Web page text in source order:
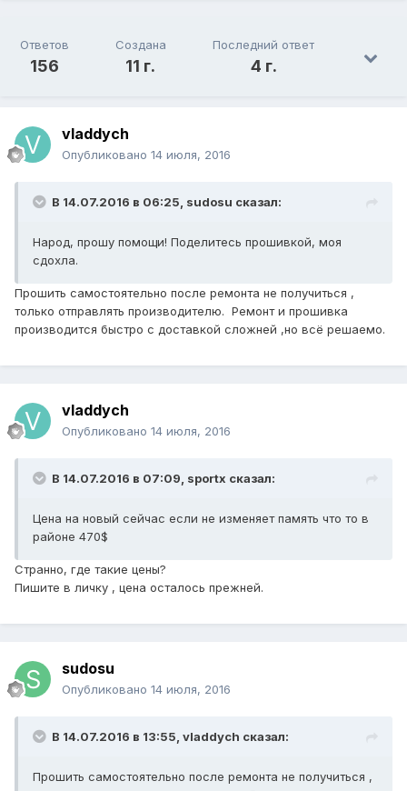
Ответов
156
Создана
11 г.
Последний ответ
4 г.
vladdych
Опубликовано 14 июля, 2016
В 14.07.2016 в 06:25, sudosu сказал:
Народ, прошу помощи! Поделитесь прошивкой, моя
сдохла.
Прошить самостоятельно после ремонта не получиться ,
только отправлять производителю. Ремонт и прошивка
производится быстро с доставкой сложней ,но всё решаемо.
vladdych
Опубликовано 14 июля, 2016
В 14.07.2016 в 07:09, sportx сказал:
Цена на новый сейчас если не изменяет память что то в
районе 470$
Странно, где такие цены?
Пишите в личку , цена осталось прежней.
sudosu
Опубликовано 14 июля, 2016
В 14.07.2016 в 13:55, vladdych сказал:
Прошить самостоятельно после ремонта не получиться ,